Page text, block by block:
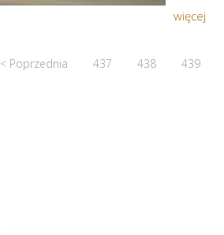
więcej
< Poprzednia 437 438 439